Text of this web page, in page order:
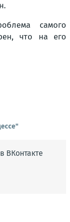
самого
что на его
ВКонтакте